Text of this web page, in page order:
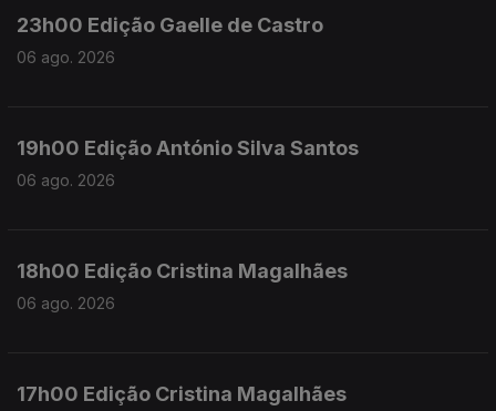
23h00 Edição Gaelle de Castro
06 ago. 2026
19h00 Edição António Silva Santos
06 ago. 2026
18h00 Edição Cristina Magalhães
06 ago. 2026
17h00 Edição Cristina Magalhães